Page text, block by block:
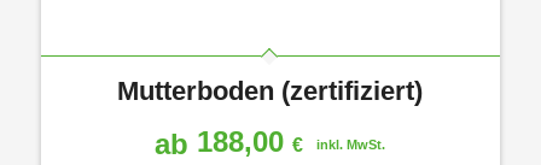
Mutterboden (zertifiziert)
ab 188,00€ inkl. MwSt.